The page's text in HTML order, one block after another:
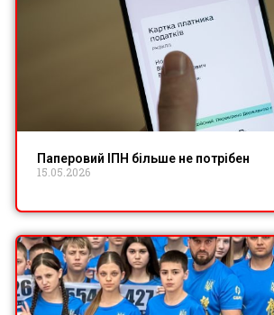
Паперовий ІПН більше не потрібен
15.05.2026